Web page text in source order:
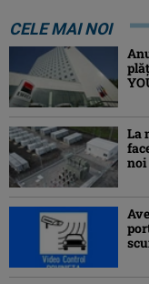
CELE MAI NOI
La
noi